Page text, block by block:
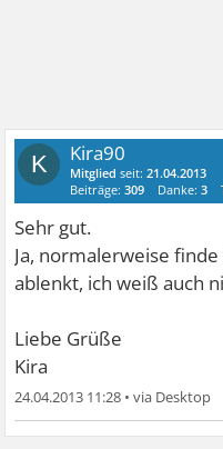
K Kira90
Mitglied seit:21.04.2013
Beiträge:309 Danke:3
Sehr gut.
Ja, normalerweise
ablenkt, ich weiß auch
Liebe Grüße
Kira
24.04.2013 11:28 •